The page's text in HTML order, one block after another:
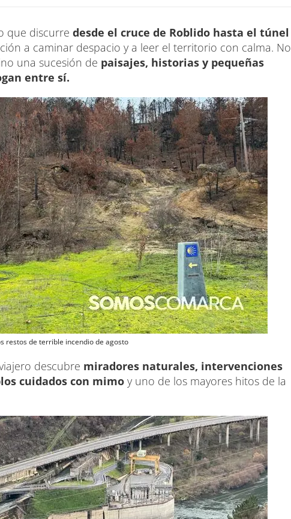
que discurre desde el cruce de Roblido hasta el túnel
a caminar despacio y a leer el territorio con calma. No
una sucesión de paisajes, historias y pequeñas
entre sí.
restos de terrible incendio de agosto
descubre miradores naturales, intervenciones
cuidados con mimo y uno de los mayores hitos de la